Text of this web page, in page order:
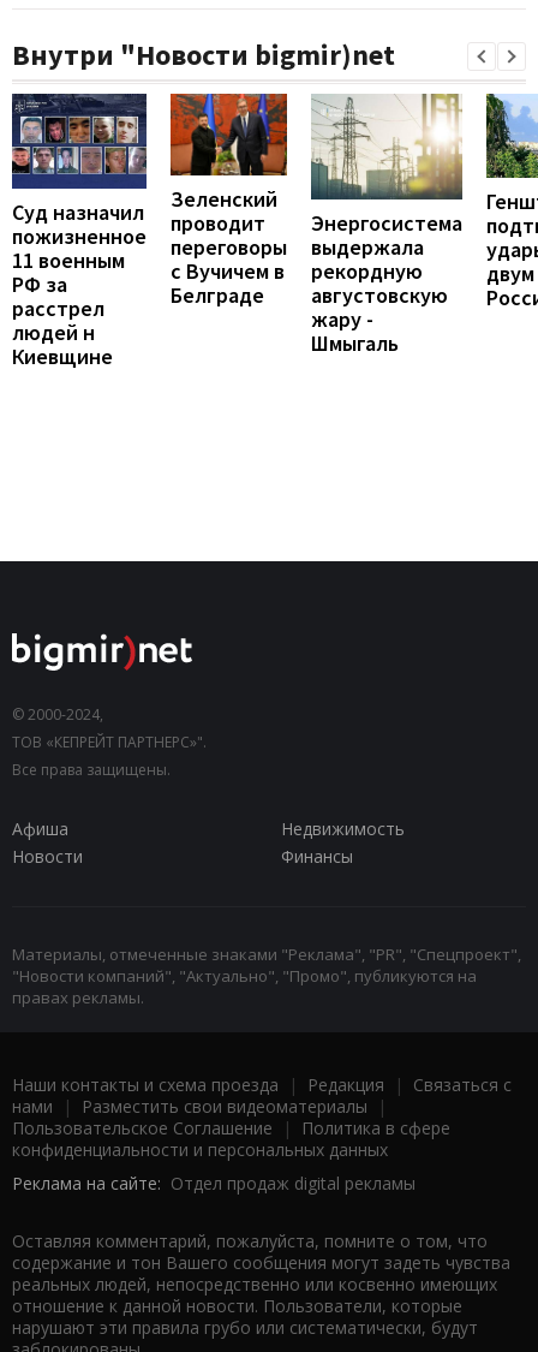
Внутри "Новости bigmir)net
Суд назначил
пожизненное
11 военным
РФ за
расстрел
людей н
Киевщине
Зеленский
проводит
переговоры
с Вучичем в
Белграде
Энергосистема
выдержала
рекордную
августовскую
жару -
Шмыгаль
© 2000-2024,
ТОВ «КЕПРЕЙТ ПАРТНЕРС»".
Все права защищены.
Афиша
Недвижимость
Новости
Финансы
Материалы, отмеченные знаками "Реклама", "PR", "Спецпроект",
"Новости компаний", "Актуально", "Промо", публикуются на
правах рекламы.
Наши контакты и схема проезда | Редакция | Связаться с
нами | Разместить свои видеоматериалы |
Пользовательское Соглашение |
Политика в сфере
конфиденциальности и персональных данных
Реклама на сайте: Отдел продаж digital рекламы
Оставляя комментарий, пожалуйста, помните о том, что
содержание и тон Вашего сообщения могут задеть чувства
реальных людей, непосредственно или косвенно имеющих
отношение к данной новости. Пользователи, которые
нарушают эти правила грубо или систематически, будут